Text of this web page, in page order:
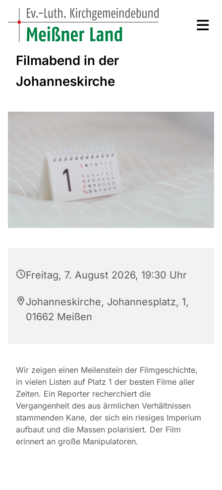
Filmabend in der
Johanneskirche
Freitag, 7. August 2026, 19:30 Uhr
Johanneskirche, Johannesplatz, 1,
01662 Meißen
Wir zeigen einen Meilenstein der Filmgeschichte,
in vielen Listen auf Platz 1 der besten Filme aller
Zeiten. Ein Reporter recherchiert die
Vergangenheit des aus ärmlichen Verhältnissen
stammenden Kane, der sich ein riesiges Imperium
aufbaut und die Massen polarisiert. Der Film
erinnert an große Manipulatoren.